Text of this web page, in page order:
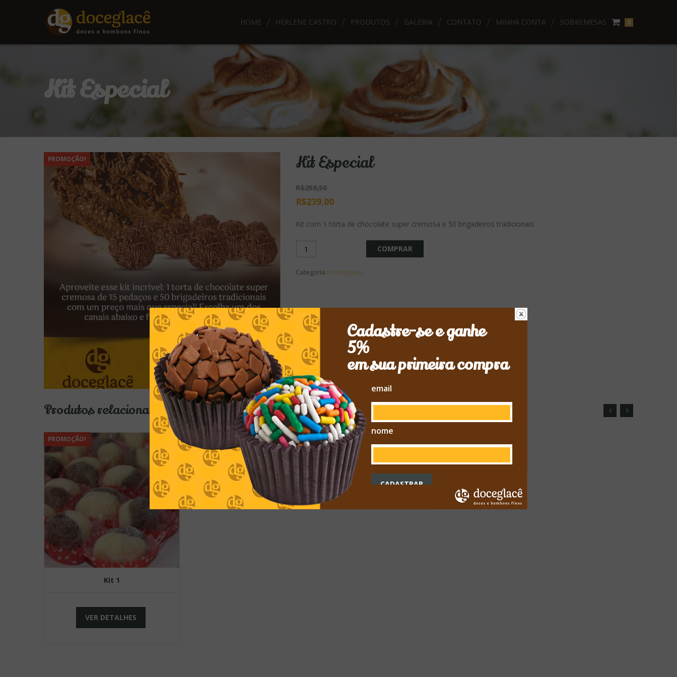
0
HOME HERLENE CASTRO PRODUTOS GALERIA CONTATO MINHA CONTA SOBREMESAS
Kit Especial
PROMOÇÃO! Kit Especial
R$258,50
R$239,00
Kit com 1 torta de chocolate super cremosa e 50 brigadeiros tradicionais.
COMPRAR
Categoria Promoções.
Produtos relacionados
PROMOÇÃO!
Kit 1
VER DETALHES
Cadastre-se e ganhe
5%
em sua primeira compra
email
nome